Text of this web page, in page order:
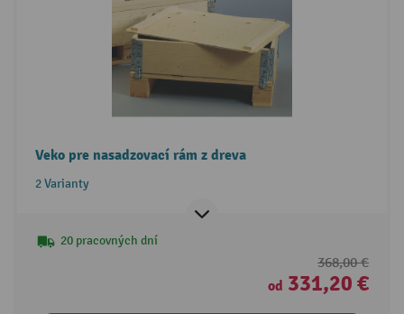
Veko pre nasadzovací rám z dreva
2 Varianty
20 pracovných dní
368,00 €
od 331,20 €